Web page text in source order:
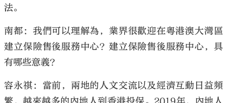
法。
南都：我們可以理解為，業界很歡迎在粵港澳大灣區
建立保險售後服務中心？建立保險售後服務中心，具
有哪些意義？
容永祺：當前，兩地的人文交流以及經濟互動日益頻